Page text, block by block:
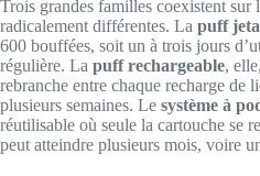
Trois grandes familles coexistent sur
radicalement différentes. La puff
600 bouffées, soit un à trois jours
régulière. La puff rechargeable,
rebranche entre chaque recharge de
plusieurs semaines. Le système à
réutilisable où seule la cartouche se
peut atteindre plusieurs mois, voire